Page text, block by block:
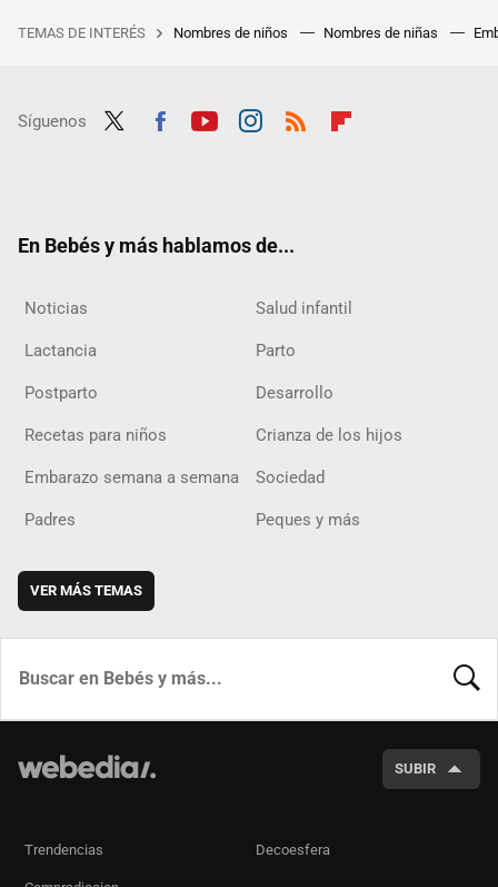
TEMAS DE INTERÉS Nombres de niños Nombres de niñas
Síguenos
En Bebés y más hablamos de...
Noticias Salud infantil
Lactancia Parto
Postparto Desarrollo
Recetas para niños Crianza de los hijos
Embarazo semana a semana Sociedad
Padres Peques y más
VER MÁS TEMAS
SUBIR
Trendencias Decoesfera